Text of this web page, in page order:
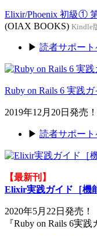
Elixir/Phoenix 初級①
(OIAX BOOKS) Kindle
▶ 読者サポート
Ruby on Rails 6 実践ガ
2019年12月20日発売
▶ 読者サポート
【最新刊】
Elixir実践ガイド［機
2020年5月22日発売！
『Ruby on Rails 6実